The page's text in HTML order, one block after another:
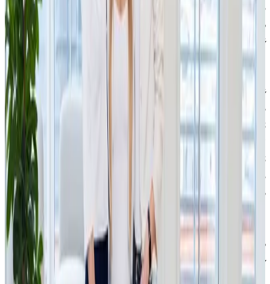
„Získáním licence k založení samosprávného SICAV se naše
vize stát se předním globálním investičním hráčem opět o
kus přiblížila realitě. Děkuji celému našemu JSK týmu, který
na získání licence, dlouhé měsíce skutečně tvrdě pracoval.
Velké poděkování patří také České národní bance za
důvěru a spolupráci. Je to pro nás důležitý milník, který
nebereme jako samozřejmost. V České republice je jen
několik samosprávných SICAV a my jsme hrdí, že mezi ně
nyní patříme. JSK
Investments
je investiční skupina, která
funguje jinak než běžné fondy. O našich projektech otevřeně
mluvíme a nebojíme se říct, co se povedlo, i co se
nepovedlo. Investujeme především doimpactových
společností, tedy do těch, které mění svět v lepší místo,“
říká Simona Kijonková,
managing partner a zakladatelka
JSK Investments . „ Před rokem jsem se rozhodla naplno
ponořit do světa investic a jít tou nejnáročnější cestou.Díky
skvělému investičnímu týmu a všem profesionálům, které